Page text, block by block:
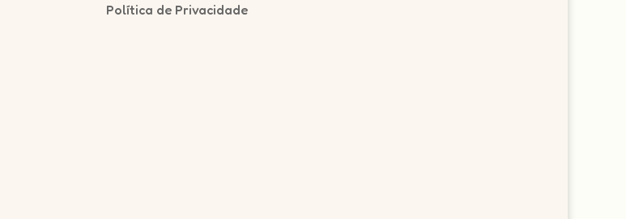
Política de Privacidade